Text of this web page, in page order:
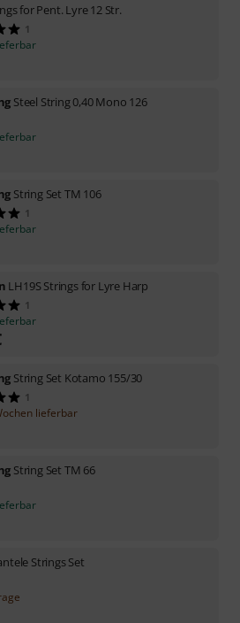
for Pent. Lyre 12 Str.
1
Steel String 0,40 Mono 126
String Set TM 106
1
LH19S Strings for Lyre Harp
1
String Set Kotamo 155/30
1
lieferbar
String Set TM 66
Strings Set